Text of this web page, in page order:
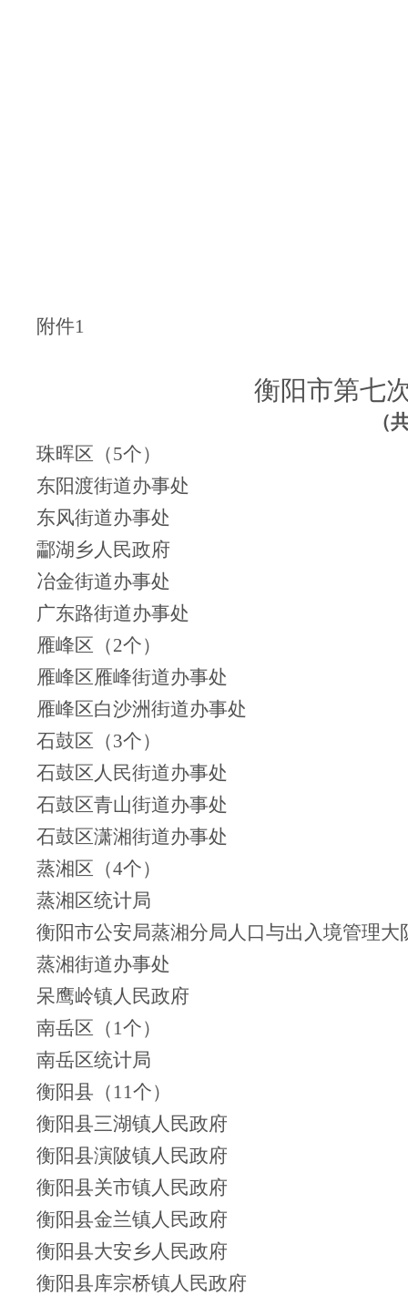
附件1
衡阳市第七
（
珠晖区（5个）
东阳渡街道办事处
东风街道办事处
酃湖乡人民政府
冶金街道办事处
广东路街道办事处
雁峰区（2个）
雁峰区雁峰街道办事处
雁峰区白沙洲街道办事处
石鼓区（3个）
石鼓区人民街道办事处
石鼓区青山街道办事处
石鼓区潇湘街道办事处
蒸湘区（4个）
蒸湘区统计局
衡阳市公安局蒸湘分局人口与出入境管理大
蒸湘街道办事处
呆鹰岭镇人民政府
南岳区（1个）
南岳区统计局
衡阳县（11个）
衡阳县三湖镇人民政府
衡阳县演陂镇人民政府
衡阳县关市镇人民政府
衡阳县金兰镇人民政府
衡阳县大安乡人民政府
衡阳县库宗桥镇人民政府